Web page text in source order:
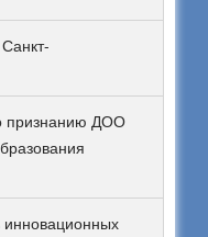
признанию ДОО